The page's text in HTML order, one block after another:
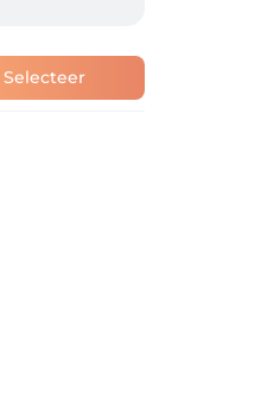
Selecteer